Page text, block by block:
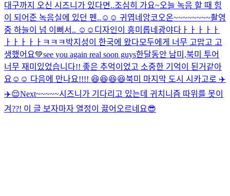
대구까지 오신 시즈니가 있다면..조심히 가요~오늘 녹음 할 때 힘
이 되어준 녹음실에 있던 펜..☺️☺️ 귀엽네 앙코오온~~~~~~~~촬영
중 하늘이 넘 이뻐서.. ☺️☺️ 디자인이 흥미롭네 광야다ㅏㅏㅏㅏㅏ
ㅏㅏㅏㅏㅏㅋㅋㅋ 박지성이 한국에 왔다모두에게 너무 고맙고 고
생했어요💚see you again real soon guys한달동안 남미,북미 투어
너무 재미있었습니다!! 좋은 추억이었고 소중한 기억이 된거같아
요☺️☺️ 다음에 만나요!!!! 😆😆😆😆북미 마지막 도시 시카고로 ✈️
✈️😌Next~~~~~시즈니가 기다리고 있는데 귀치니즘 따위를 못이
겨??! 이 글 보자마자 열정이 끓어오르네요😎